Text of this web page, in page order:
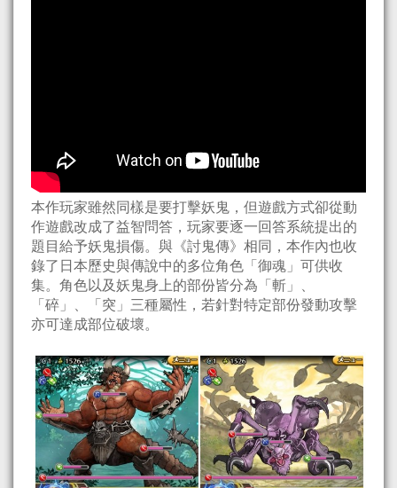
本作玩家雖然同樣是要打擊妖鬼，但遊戲方式卻從動
作遊戲改成了益智問答，玩家要逐一回答系統提出的
題目給予妖鬼損傷。與《討鬼傳》相同，本作內也收
錄了日本歷史與傳說中的多位角色「御魂」可供收
集。角色以及妖鬼身上的部份皆分為「斬」、
「碎」、「突」三種屬性，若針對特定部份發動攻擊
亦可達成部位破壞。